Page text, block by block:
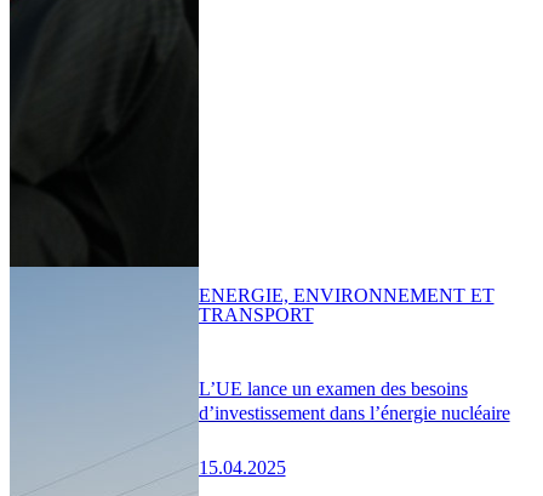
L’UE lance un examen des besoins
d’investissement dans l’énergie nucléaire
15.04.2025
ENERGIE, ENVIRONNEMENT ET
TRANSPORT